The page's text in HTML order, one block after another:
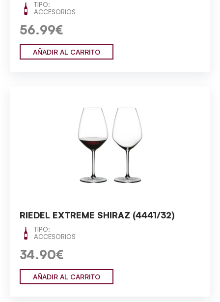
TIPO:
ACCESORIOS
56.99€
AÑADIR AL CARRITO
RIEDEL EXTREME SHIRAZ (4441/32)
TIPO:
ACCESORIOS
34.90€
AÑADIR AL CARRITO